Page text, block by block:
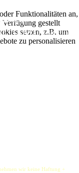
BAND | Irish Folk
und melancholische
Sturm der See,
der Liebe, aber
wir keine Haftung +
Funktionalitäten an,
gestellt
setzen, z.B. um
zu personalisieren